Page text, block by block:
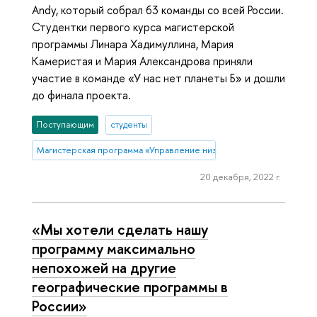
Andy, который собрал 63 команды со всей России.
Студентки первого курса магистерской
программы Линара Хадимуллина, Мария
Камеристая и Мария Александрова приняли
участие в команде «У нас нет планеты Б» и дошли
до финала проекта.
Поступающим студенты
Магистерская программа «Управление низкоуглеродным
20 декабря, 2022 г.
«‎Мы хотели сделать нашу
программу максимально
непохожей на другие
географические программы в
России»